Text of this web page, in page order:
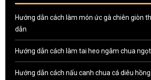
Hướng dẫn cách làm món ức gà chiên giòn
dẫn
Hướng dẫn cách làm tai heo ngâm chua
Hướng dẫn cách nấu canh chua cá diêu